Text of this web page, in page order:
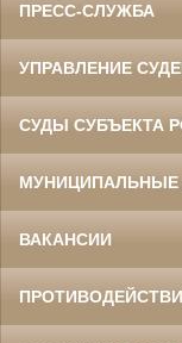
ПРЕСС-СЛУЖБА
УПРАВЛЕНИЕ
СУДЫ СУБЪЕКТА
МУНИЦИПАЛЬНЫЕ
ВАКАНСИИ